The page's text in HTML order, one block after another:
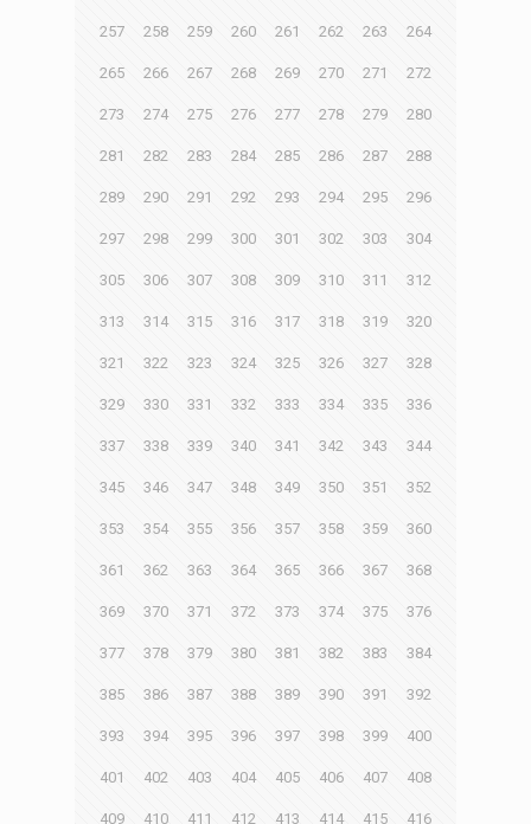
257 258 259 260 261 262 263 264
265 266 267 268 269 270 271 272
273 274 275 276 277 278 279 280
281 282 283 284 285 286 287 288
289 290 291 292 293 294 295 296
297 298 299 300 301 302 303 304
305 306 307 308 309 310 311 312
313 314 315 316 317 318 319 320
321 322 323 324 325 326 327 328
329 330 331 332 333 334 335 336
337 338 339 340 341 342 343 344
345 346 347 348 349 350 351 352
353 354 355 356 357 358 359 360
361 362 363 364 365 366 367 368
369 370 371 372 373 374 375 376
377 378 379 380 381 382 383 384
385 386 387 388 389 390 391 392
393 394 395 396 397 398 399 400
401 402 403 404 405 406 407 408
409 410 411 412 413 414 415 416